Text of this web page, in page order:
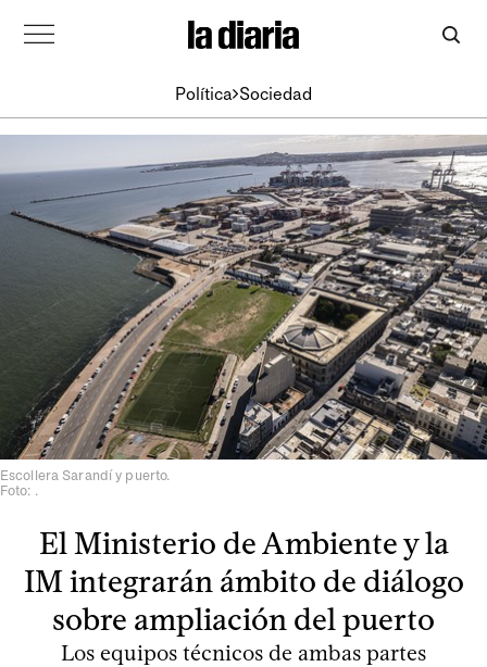
Política Sociedad
Escollera Sarandí y puerto.
Foto: .
El Ministerio de Ambiente y la
IM integrarán ámbito de diálogo
sobre ampliación del puerto
Los equipos técnicos de ambas partes